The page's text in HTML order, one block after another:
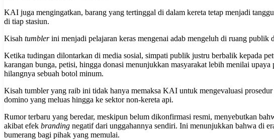
KAI juga mengingatkan, barang yang tertinggal di dalam kereta tetap menjadi
di tiap stasiun.
Kisah tumblerini menjadi pelajaran keras mengenai adab mengeluh di ruang publik
Ketika tudingan dilontarkan di media sosial, simpati publik justru berbalik kepada
karangan bunga, petisi, hingga donasi menunjukkan masyarakat lebih menilai
hilangnya sebuah botol minum.
Kisah tumbler yang raib ini tidak hanya memaksa KAI untuk mengevaluasi prosedur
domino yang meluas hingga ke sektor non-kereta api.
Rumor terbaru yang beredar, meskipun belum dikonfirmasi resmi, menyebutkan
akibat efek branding negatif dari unggahannya sendiri. Ini menunjukkan bahwa di
bumerang bagi pihak yang memulai.